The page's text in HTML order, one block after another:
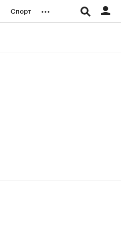
Спорт ...